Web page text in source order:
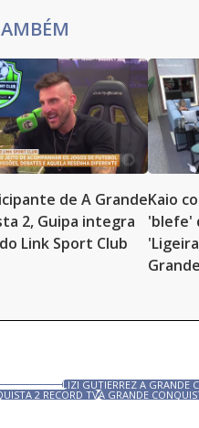
de A Grande
2, Guipa integra
Link Sport Club
Kaio
'blefe'
LIZI GUTIERREZ A GRANDE
2 RECORD TVA GRANDE